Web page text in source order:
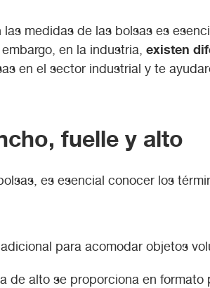
medidas de las bolsas es
en la industria, existen
en el sector industrial y te
fuelle y alto
es esencial conocer los
para acomodar objetos
de alto se proporciona en